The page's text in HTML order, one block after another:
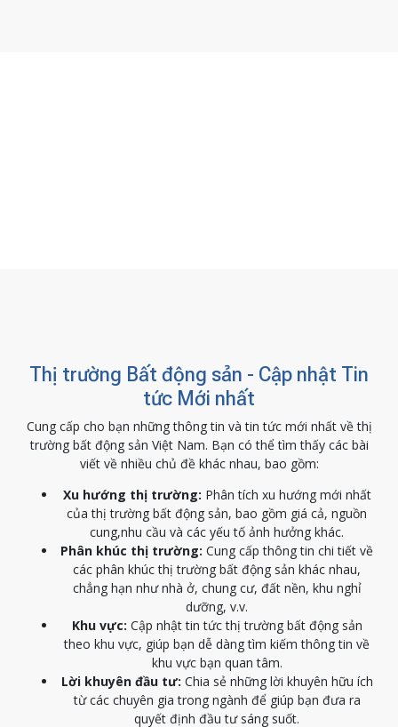
Thị trường Bất động sản - Cập nhật Tin
tức Mới nhất
Cung cấp cho bạn những thông tin và tin tức mới nhất về thị
trường bất động sản Việt Nam. Bạn có thể tìm thấy các bài
viết về nhiều chủ đề khác nhau, bao gồm:
Xu hướng thị trường: Phân tích xu hướng mới nhất
của thị trường bất động sản, bao gồm giá cả, nguồn
cung,nhu cầu và các yếu tố ảnh hưởng khác.
Phân khúc thị trường: Cung cấp thông tin chi tiết về
các phân khúc thị trường bất động sản khác nhau,
chẳng hạn như nhà ở, chung cư, đất nền, khu nghỉ
dưỡng, v.v.
Khu vực: Cập nhật tin tức thị trường bất động sản
theo khu vực, giúp bạn dễ dàng tìm kiếm thông tin về
khu vực bạn quan tâm.
Lời khuyên đầu tư: Chia sẻ những lời khuyên hữu ích
từ các chuyên gia trong ngành để giúp bạn đưa ra
quyết định đầu tư sáng suốt.